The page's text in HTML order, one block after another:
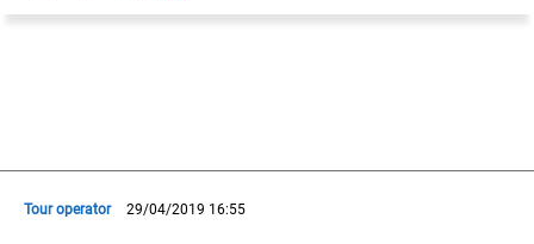
Tour operator 29/04/2019 16:55